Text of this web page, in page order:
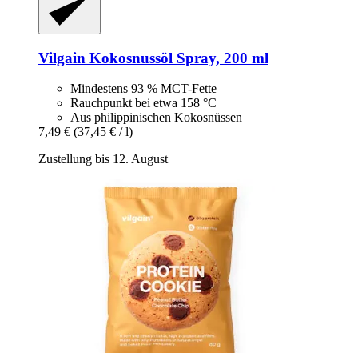
Vilgain Kokosnussöl Spray, 200 ml
Mindestens 93 % MCT-Fette
Rauchpunkt bei etwa 158 °C
Aus philippinischen Kokosnüssen
7,49 € (37,45 € / l)
Zustellung bis 12. August